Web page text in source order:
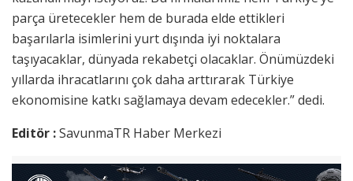
parça üretecekler hem de burada elde ettikleri
başarılarla isimlerini yurt dışında iyi noktalara
taşıyacaklar, dünyada rekabetçi olacaklar. Önümüzdeki
yıllarda ihracatlarını çok daha arttırarak Türkiye
ekonomisine katkı sağlamaya devam edecekler.” dedi.
Editör :SavunmaTR Haber Merkezi